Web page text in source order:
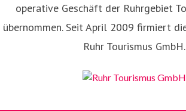
operative Geschäft der Ruhrgebiet
übernommen. Seit April 2009 firmiert
Ruhr Tourismus GmbH.